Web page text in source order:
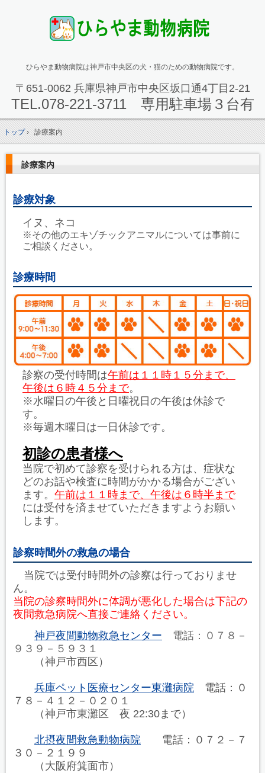
ひらやま動物病院は神戸市中央区の犬・猫のための動物病院です。
〒651-0062 兵庫県神戸市中央区坂口通4丁目2-21
TEL.078-221-3711 専用駐車場３台有
トップ› 診療案内
診療案内
診療対象
イヌ、ネコ
※その他のエキゾチックアニマルについては事前に
ご相談ください。
診療時間
診察の受付時間は午前は１１時１５分まで、
午後は６時４５分まで。
※水曜日の午後と日曜祝日の午後は休診で
す。
※毎週木曜日は一日休診です。
初診の患者様へ
当院で初めて診察を受けられる方は、症状な
どのお話や検査に時間がかかる場合がござい
ます。 午前は１１時まで、午後は６時半まで
には受付を済ませていただきますようお願い
します。
診察時間外の救急の場合
当院では受付時間外の診察は行っておりませ
ん。
当院の診察時間外に体調が悪化した場合は下記の
夜間救急病院へ直接ご連絡ください。
神戸夜間動物救急センター
電話：０７８－
９３９－５９３１
（神戸市西区）
兵庫ペット医療センター東灘病院 電話：０
７８－４１２－０２０１
（神戸市東灘区 夜 22:30まで）
北摂夜間救急動物病院 電話：０７２－７
３０－２１９９
（大阪府箕面市）